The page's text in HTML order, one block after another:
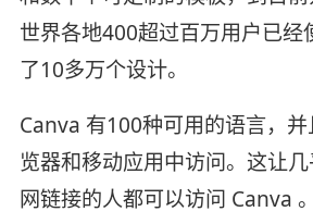
世界各地400超过百万用户已经
了10多万个设计。
Canva 有100种可用的语言，
览器和移动应用中访问。这让
网链接的人都可以访问 Canva 。